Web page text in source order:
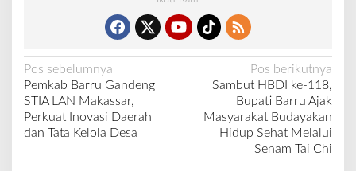
N
a
v
i
Pos sebelumnya
Pemkab Barru Gandeng
STIA LAN Makassar,
Perkuat Inovasi Daerah
dan Tata Kelola Desa
Pos berikutnya
Sambut HBDI ke-118,
Bupati Barru Ajak
Masyarakat Budayakan
Hidup Sehat Melalui
Senam Tai Chi